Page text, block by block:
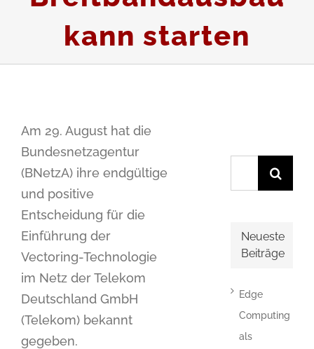
kann starten
Am 29. August hat die
Bundesnetzagentur
(BNetzA) ihre endgültige
und positive
Entscheidung für die
Einführung der
Vectoring-Technologie
im Netz der Telekom
Deutschland GmbH
(Telekom) bekannt
gegeben.
Neueste
Beiträge
Edge
Computing
als